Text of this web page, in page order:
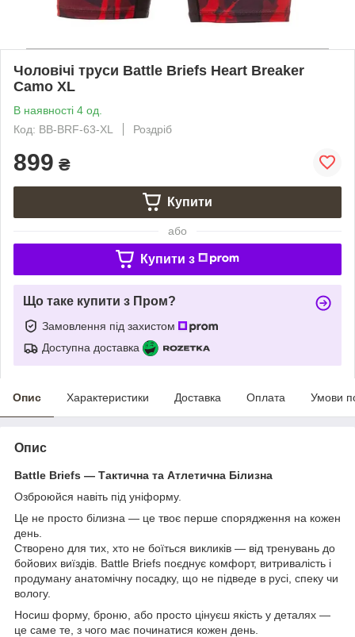
Чоловічі труси Battle Briefs Heart Breaker
Camo XL
В наявності 4 од.
Код: BB-BRF-63-XL
Роздріб
899 ₴
Купити
або
Купити з
Що таке купити з Пром?
Замовлення під захистом
Доступна доставка
Опис Характеристики Доставка Оплата Умови
Опис
Battle Briefs — Тактична та Атлетична Білизна
Озброюйся навіть під уніформу.
Це не просто білизна — це твоє перше спорядження на кожен
день.
Створено для тих, хто не боїться викликів — від тренувань до
бойових виїздів. Battle Briefs поєднує комфорт, витривалість і
продуману анатомічну посадку, що не підведе в русі, спеку чи
вологу.
Носиш форму, броню, або просто цінуєш якість у деталях —
це саме те, з чого має починатися кожен день.